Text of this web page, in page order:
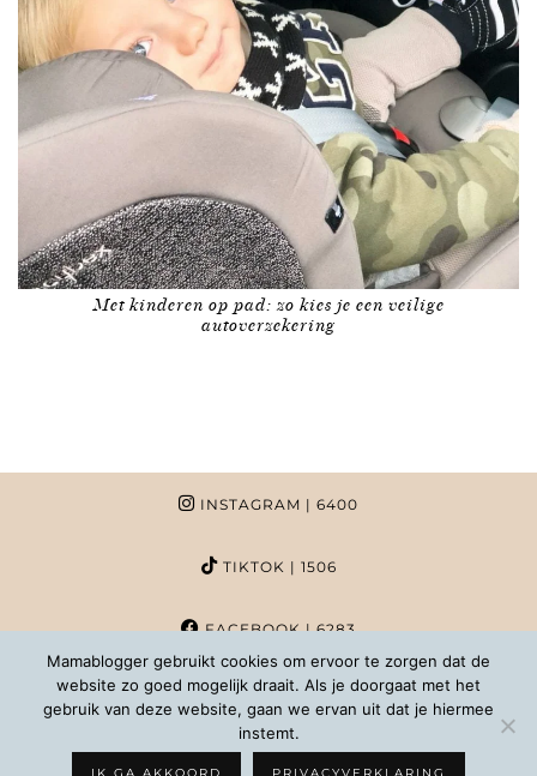
Met kinderen op pad: zo kies je een veilige
autoverzekering
INSTAGRAM | 6400
TIKTOK | 1506
FACEBOOK| 6283
PINTEREST | 1020
Mamablogger gebruikt cookies om ervoor te zorgen dat de
website zo goed mogelijk draait. Als je doorgaat met het
gebruik van deze website, gaan we ervan uit dat je hiermee
instemt.